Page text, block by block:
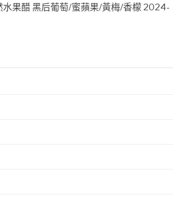
果醋 黑后葡萄/蜜蘋果/黃梅/香檬 2024-